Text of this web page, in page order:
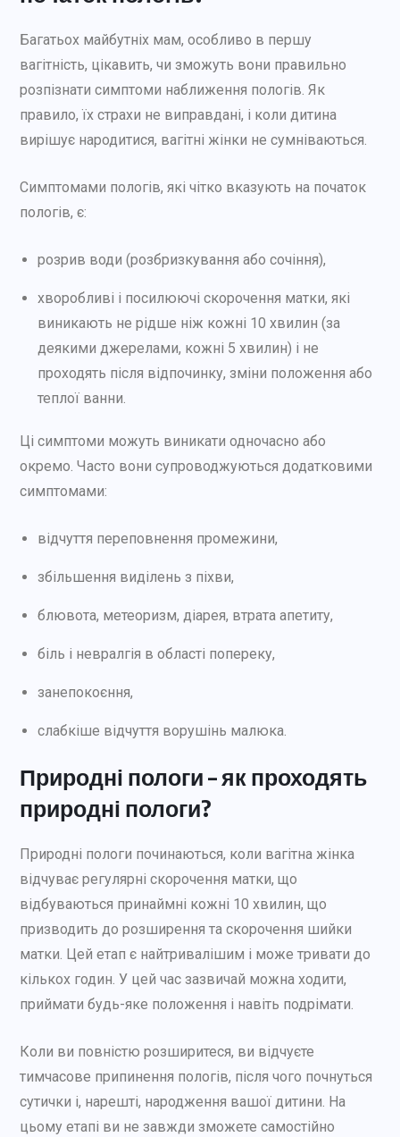
Багатьох майбутніх мам, особливо в першу
вагітність, цікавить, чи зможуть вони правильно
розпізнати симптоми наближення пологів. Як
правило, їх страхи не виправдані, і коли дитина
вирішує народитися, вагітні жінки не сумніваються.
Симптомами пологів, які чітко вказують на початок
пологів, є:
розрив води (розбризкування або сочіння),
хворобливі і посилюючі скорочення матки, які
виникають не рідше ніж кожні 10 хвилин (за
деякими джерелами, кожні 5 хвилин) і не
проходять після відпочинку, зміни положення або
теплої ванни.
Ці симптоми можуть виникати одночасно або
окремо. Часто вони супроводжуються додатковими
симптомами:
відчуття переповнення промежини,
збільшення виділень з піхви,
блювота, метеоризм, діарея, втрата апетиту,
біль і невралгія в області попереку,
занепокоєння,
слабкіше відчуття ворушінь малюка.
Природні пологи – як проходять
природні пологи?
Природні пологи починаються, коли вагітна жінка
відчуває регулярні скорочення матки, що
відбуваються принаймні кожні 10 хвилин, що
призводить до розширення та скорочення шийки
матки. Цей етап є найтривалішим і може тривати до
кількох годин. У цей час зазвичай можна ходити,
приймати будь-яке положення і навіть подрімати.
Коли ви повністю розширитеся, ви відчуєте
тимчасове припинення пологів, після чого почнуться
сутички і, нарешті, народження вашої дитини. На
цьому етапі ви не завжди зможете самостійно